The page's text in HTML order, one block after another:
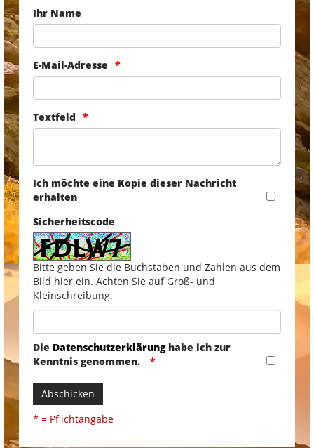
Ihr Name
E-Mail-Adresse
Textfeld
Ich möchte eine Kopie dieser Nachricht
erhalten
Sicherheitscode
Bitte geben Sie die Buchstaben und Zahlen aus dem
Bild hier ein. Achten Sie auf Groß- und
Kleinschreibung.
Die Datenschutzerklärunghabe ich zur
Kenntnis genommen.
Abschicken
* = Pflichtangabe